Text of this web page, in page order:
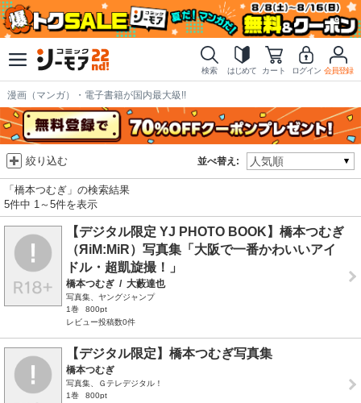
検索 はじめて カート ログイン 会員登録
漫画（マンガ）・電子書籍が国内最大級!!
並べ替え:
絞り込む
「橋本つむぎ」の検索結果
5件中 1～5件を表示
【デジタル限定 YJ PHOTO BOOK】橋本つむぎ
（ЯiM:MiR）写真集「大阪で一番かわいいアイ
ドル・超凱旋撮！」
橋本つむぎ / 大藪達也
写真集、ヤングジャンプ
1巻
800pt
レビュー投稿数0件
【デジタル限定】橋本つむぎ写真集
橋本つむぎ
写真集、Ｇテレデジタル！
1巻
800pt